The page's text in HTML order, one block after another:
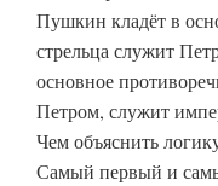
Пушкин кладёт в
стрельца служит
основное
Петром, служит
Чем объяснить
Самый первый и